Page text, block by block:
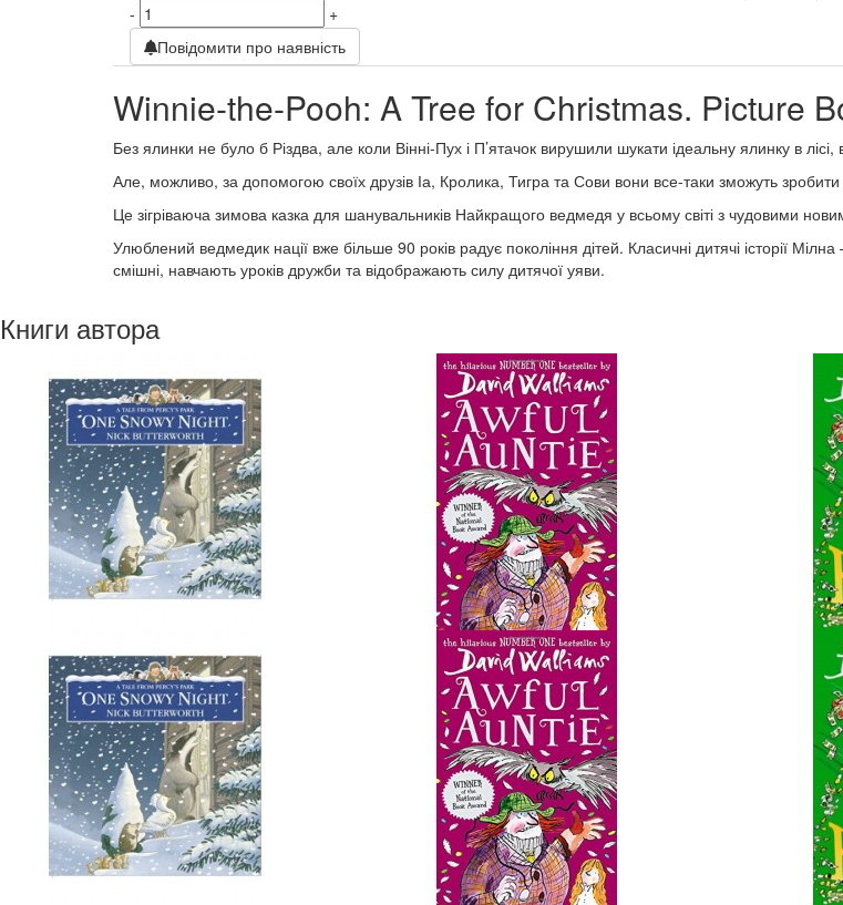
-
+
Повідомити про наявність
Winnie-the-Pooh: A Tree for Christmas. Picture
Без ялинки не було б Різдва, але коли Вінні-Пух і П’ятачок вирушили шукати ідеальну ялинку в
Але, можливо, за допомогою своїх друзів Іа, Кролика, Тигра та Сови вони все-таки зможуть зробити
Це зігріваюча зимова казка для шанувальників Найкращого ведмедя у всьому світі з чудовими
Улюблений ведмедик нації вже більше 90 років радує покоління дітей. Класичні дитячі історії
смішні, навчають уроків дружби та відображають силу дитячої уяви.
Книги автора